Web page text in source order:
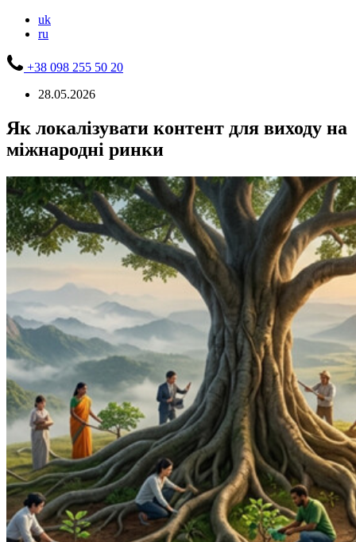
uk
ru
+38 098 255 50 20
28.05.2026
Як локалізувати контент для виходу на
міжнародні ринки